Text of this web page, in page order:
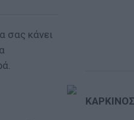
σας κάνει
ΚΑΡΚΙΝΟΣ